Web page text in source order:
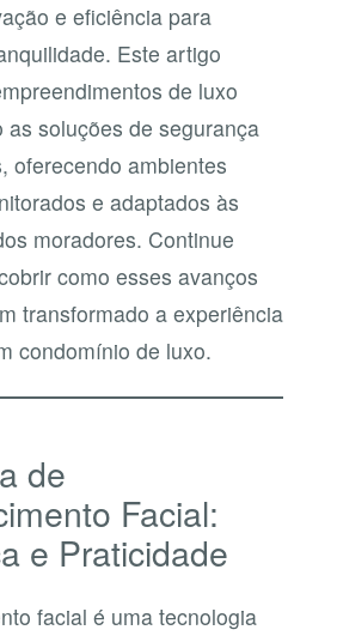
e eficiência para
Este artigo
de luxo
as soluções de segurança
oferecendo ambientes
e adaptados às
moradores. Continue
como esses avanços
transformado a experiência
condomínio de luxo.
de
Facial:
e Praticidade
facial é uma tecnologia